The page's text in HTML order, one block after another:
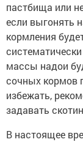
пастбища или
если выгонять
кормления
массы надои
сочных кормов
избежать,
задавать
В настоящее